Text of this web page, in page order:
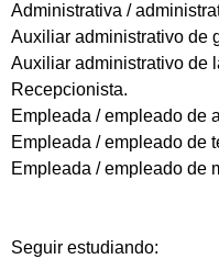
Administrativa /
Auxiliar administrativo de
Auxiliar administrativo de
Recepcionista.
Empleada / empleado de
Empleada / empleado de
Empleada / empleado de
Seguir estudiando: